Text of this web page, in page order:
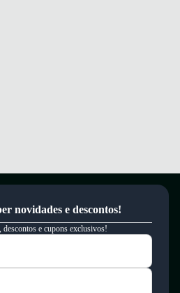
novidades e descontos!
descontos e cupons exclusivos!